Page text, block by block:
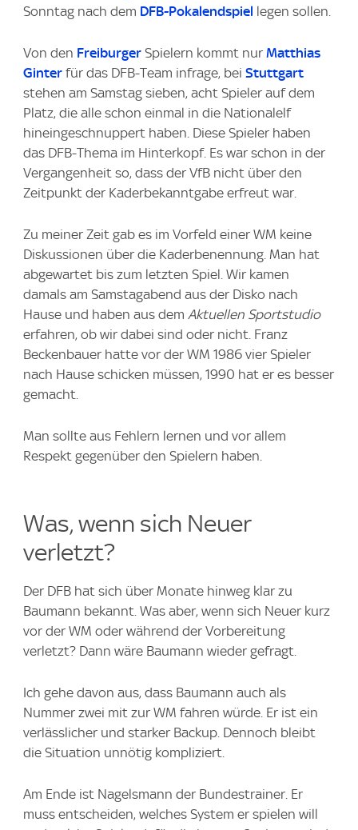
Sonntag nach dem DFB-Pokalendspiel legen sollen.
Von den Freiburger Spielern kommt nur Matthias
Ginter für das DFB-Team infrage, bei Stuttgart
stehen am Samstag sieben, acht Spieler auf dem
Platz, die alle schon einmal in die Nationalelf
hineingeschnuppert haben. Diese Spieler haben
das DFB-Thema im Hinterkopf. Es war schon in der
Vergangenheit so, dass der VfB nicht über den
Zeitpunkt der Kaderbekanntgabe erfreut war.
Zu meiner Zeit gab es im Vorfeld einer WM keine
Diskussionen über die Kaderbenennung. Man hat
abgewartet bis zum letzten Spiel. Wir kamen
damals am Samstagabend aus der Disko nach
Hause und haben aus dem Aktuellen Sportstudio
erfahren, ob wir dabei sind oder nicht. Franz
Beckenbauer hatte vor der WM 1986 vier Spieler
nach Hause schicken müssen, 1990 hat er es besser
gemacht.
Man sollte aus Fehlern lernen und vor allem
Respekt gegenüber den Spielern haben.
Was, wenn sich Neuer
verletzt?
Der DFB hat sich über Monate hinweg klar zu
Baumann bekannt. Was aber, wenn sich Neuer kurz
vor der WM oder während der Vorbereitung
verletzt? Dann wäre Baumann wieder gefragt.
Ich gehe davon aus, dass Baumann auch als
Nummer zwei mit zur WM fahren würde. Er ist ein
verlässlicher und starker Backup. Dennoch bleibt
die Situation unnötig kompliziert.
Am Ende ist Nagelsmann der Bundestrainer. Er
muss entscheiden, welches System er spielen will